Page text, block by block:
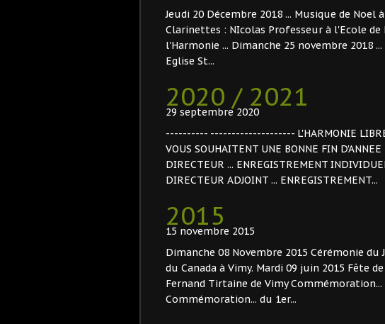
Jeudi 20 Décembre 2018 ... Musique de Noel
Clarinettes : NIcolas Professeur à l'Ecole de
l'Harmonie ... Dimanche 25 novembre 2018
Eglise St...
2020 / 2021
29 septembre 2020
---------- -------------------- L'HARMONIE LIBRE
VOUS SOUHAITENT UNE BONNE FIN D'ANNEE
DIRECTEUR ... ENREGISTREMENT
DIRECTEUR ADJOINT ... ENREGISTREMENT...
2015
15 novembre 2015
Dimanche 08 Novembre 2015 Cérémonie
du Canada à Vimy. Mardi 09 juin 2015 Fête
Fernand Tirtaine de Vimy Commémoration...
Commémoration... du 1er...